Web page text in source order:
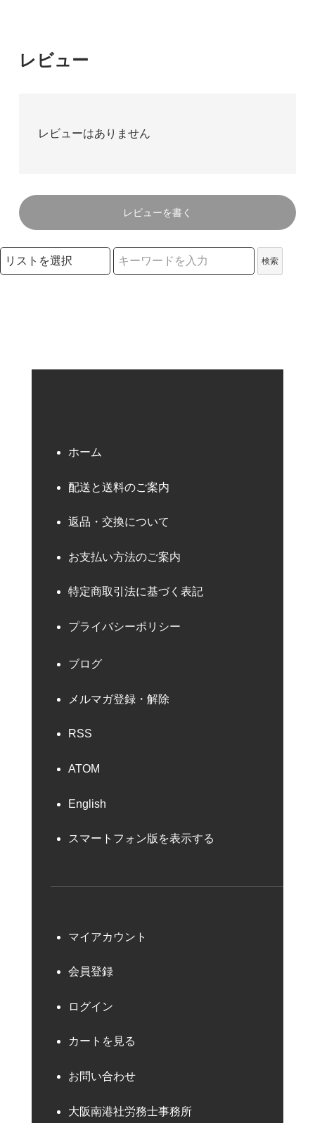
レビュー
レビューはありません
レビューを書く
検索リストの選択
検索
ホーム
配送と送料のご案内
返品・交換について
お支払い方法のご案内
特定商取引法に基づく表記
プライバシーポリシー
ブログ
メルマガ登録・解除
RSS
ATOM
English
スマートフォン版を表示する
マイアカウント
会員登録
ログイン
カートを見る
お問い合わせ
大阪南港社労務士事務所